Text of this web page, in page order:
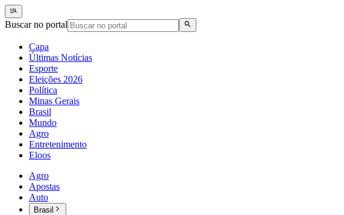
Buscar no portal
Capa
Últimas Notícias
Esporte
Eleições 2026
Política
Minas Gerais
Brasil
Mundo
Agro
Entretenimento
Eloos
Agro
Apostas
Auto
Brasil